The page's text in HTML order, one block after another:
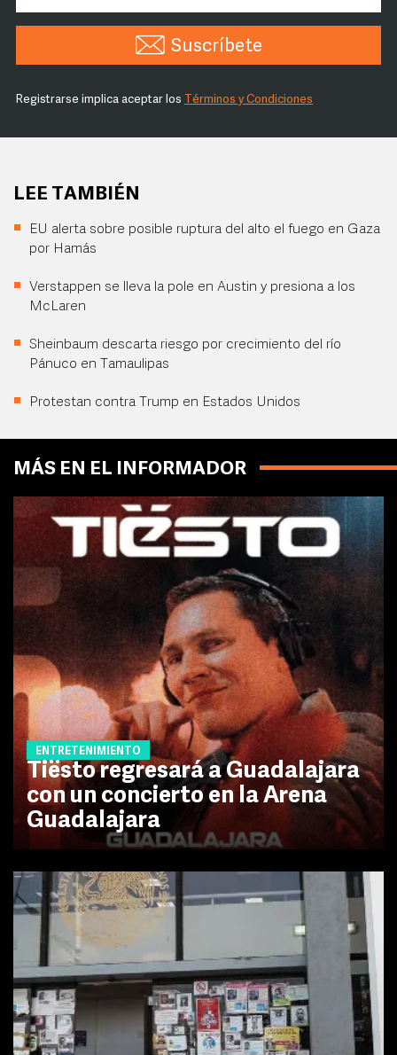
Suscríbete
Registrarse implica aceptar los Términos y Condiciones
LEE TAMBIÉN
EU alerta sobre posible ruptura del alto el fuego en Gaza
por Hamás
Verstappen se lleva la pole en Austin y presiona a los
McLaren
Sheinbaum descarta riesgo por crecimiento del río
Pánuco en Tamaulipas
Protestan contra Trump en Estados Unidos
MÁS EN EL INFORMADOR
ENTRETENIMIENTO
Tiësto regresará a Guadalajara
con un concierto en la Arena
Guadalajara